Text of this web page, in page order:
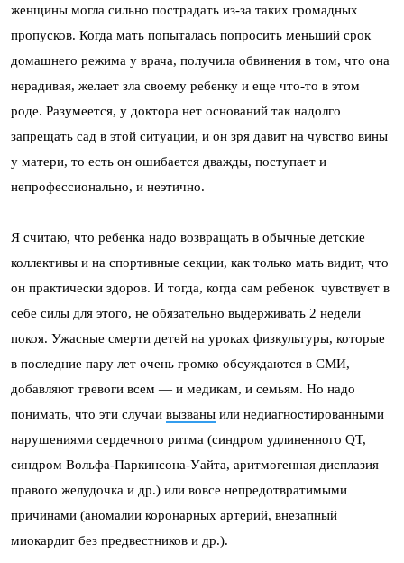
женщины могла сильно пострадать из-за таких громадных
пропусков. Когда мать попыталась попросить меньший срок
домашнего режима у врача, получила обвинения в том, что она
нерадивая, желает зла своему ребенку и еще что-то в этом
роде. Разумеется, у доктора нет оснований так надолго
запрещать сад в этой ситуации, и он зря давит на чувство вины
у матери, то есть он ошибается дважды, поступает и
непрофессионально, и неэтично.
Я считаю, что ребенка надо возвращать в обычные детские
коллективы и на спортивные секции, как только мать видит, что
он практически здоров. И тогда, когда сам ребенок чувствует в
себе силы для этого, не обязательно выдерживать 2 недели
покоя. Ужасные смерти детей на уроках физкультуры, которые
в последние пару лет очень громко обсуждаются в СМИ,
добавляют тревоги всем — и медикам, и семьям. Но надо
понимать, что эти случаи вызваны или недиагностированными
нарушениями сердечного ритма (синдром удлиненного QT,
синдром Вольфа-Паркинсона-Уайта, аритмогенная дисплазия
правого желудочка и др.) или вовсе непредотвратимыми
причинами (аномалии коронарных артерий, внезапный
миокардит без предвестников и др.).